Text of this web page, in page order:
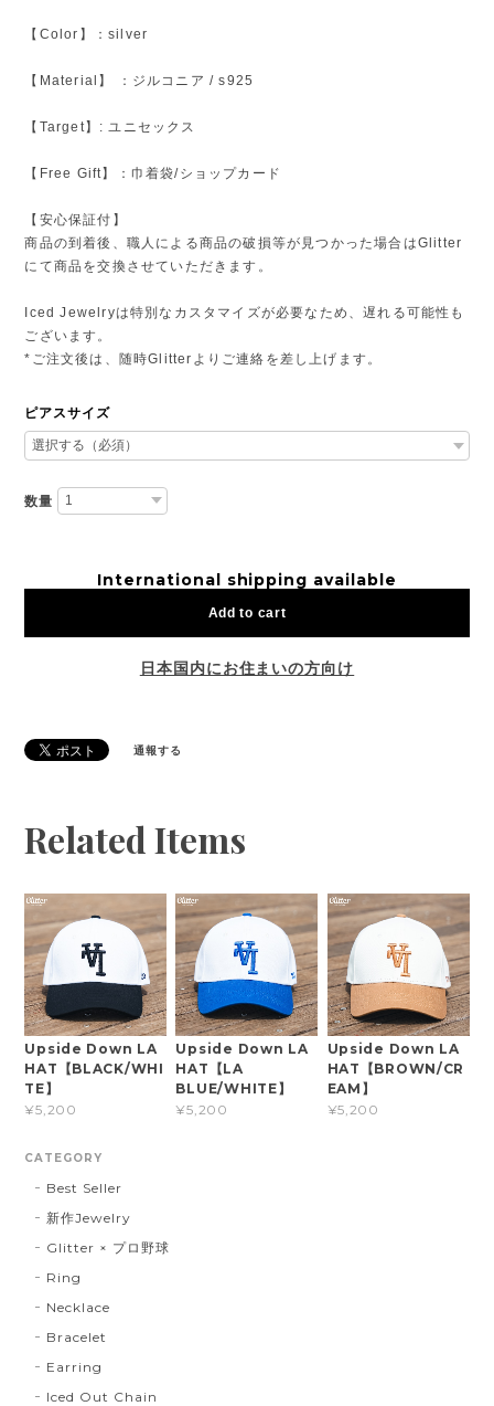
【Color】：silver
【Material】 ：ジルコニア / s925
【Target】: ユニセックス
【Free Gift】：巾着袋/ショップカード
【安心保証付】
商品の到着後、職人による商品の破損等が見つかった場合はGlitter
にて商品を交換させていただきます。
Iced Jewelryは特別なカスタマイズが必要なため、遅れる可能性も
ございます。
*ご注文後は、随時Glitterよりご連絡を差し上げます。
ピアスサイズ
数量
International shipping available
Add to cart
日本国内にお住まいの方向け
通報する
Related Items
Upside Down LA
HAT【BLACK/WHI
TE】
¥5,200
Upside Down LA
HAT【LA
BLUE/WHITE】
¥5,200
Upside Down LA
HAT【BROWN/CR
EAM】
¥5,200
CATEGORY
Best Seller
新作Jewelry
Glitter × プロ野球
Ring
Necklace
Bracelet
Earring
Iced Out Chain